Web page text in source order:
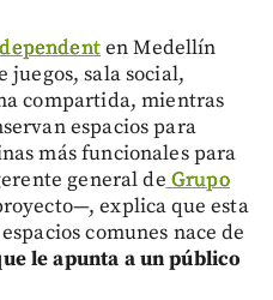
en Medellín
juegos, sala social,
compartida, mientras
espacios para
más funcionales para
general de Grupo
explica que esta
comunes nace de
le apunta a un público